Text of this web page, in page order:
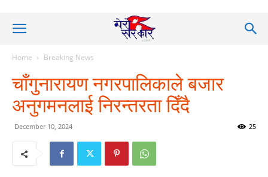
Home Breaking News
चाँगुनारायण नगरपालिकाले बजार
अनुगमनलाई निरन्तरता दिँदै
December 10, 2024 25